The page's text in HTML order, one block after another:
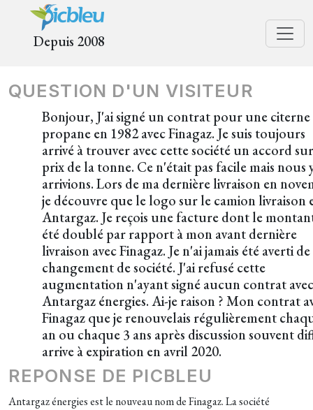
Depuis 2008
QUESTION D'UN VISITEUR
Bonjour, J'ai signé un contrat pour une citerne
propane en 1982 avec Finagaz. Je suis toujours
arrivé à trouver avec cette société un accord
prix de la tonne. Ce n'était pas facile mais nous
arrivions. Lors de ma dernière livraison en
je découvre que le logo sur le camion livraison
Antargaz. Je reçois une facture dont le
été doublé par rapport à mon avant dernière
livraison avec Finagaz. Je n'ai jamais été averti de
changement de société. J'ai refusé cette
augmentation n'ayant signé aucun contrat avec
Antargaz énergies. Ai-je raison ? Mon contrat
Finagaz que je renouvelais régulièrement
an ou chaque 3 ans après discussion souvent
arrive à expiration en avril 2020.
REPONSE DE PICBLEU
Antargaz énergies est le nouveau nom de Finagaz. La société